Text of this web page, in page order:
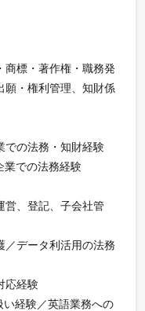
商標・著作権・職務発
願・権利管理、知財係
での法務・知財経験
業での法務経験
営、登記、子会社管
／データ利活用の法務
応経験
経験／英語業務への